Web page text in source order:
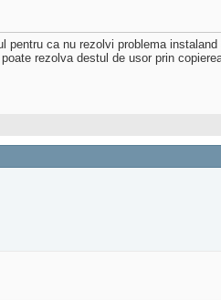
pentru ca nu rezolvi problema
rezolva destul de usor prin